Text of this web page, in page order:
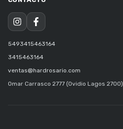
5493415463164
3415463164
ventas@hardrosario.com
Omar Carrasco 2777 (Ovidio Lagos 2700)